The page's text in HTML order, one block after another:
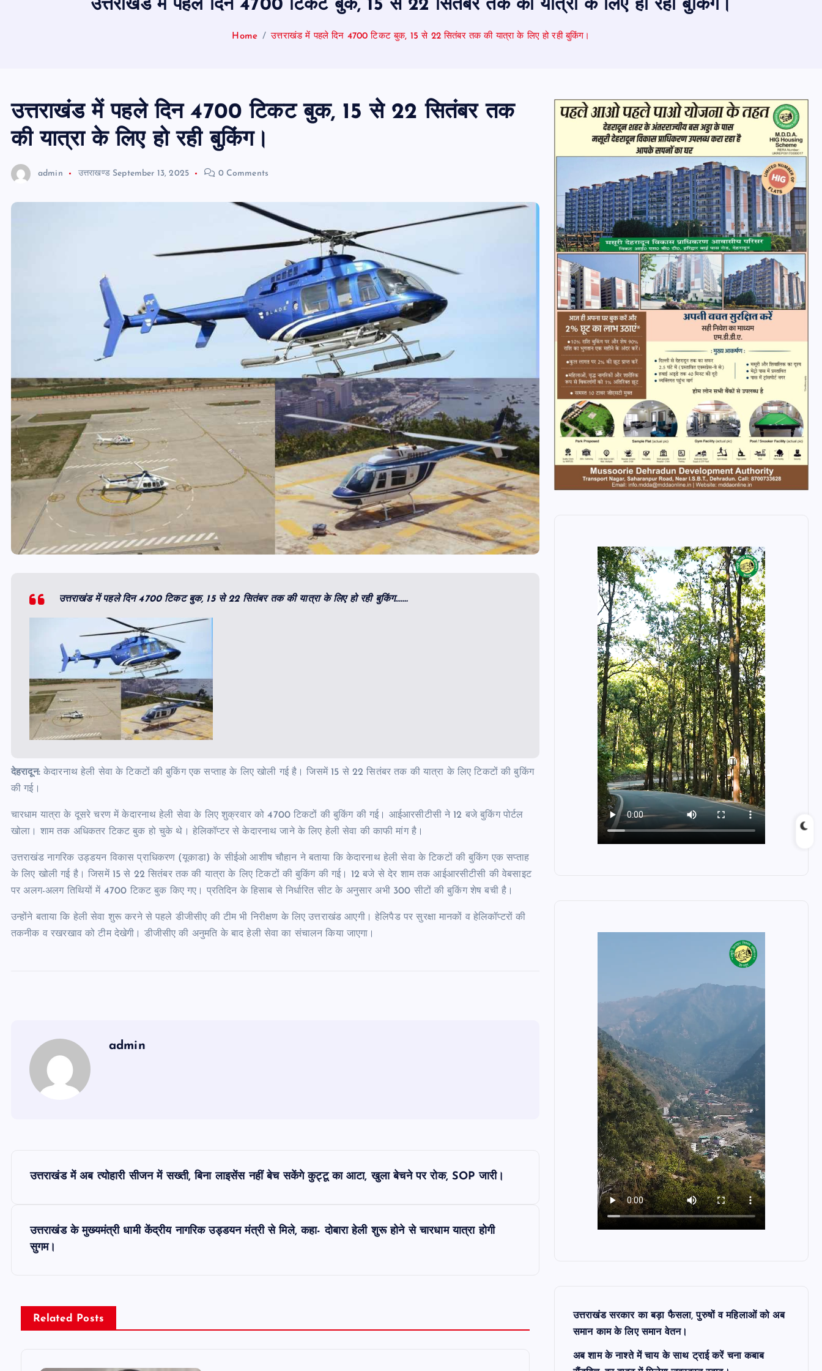
उत्तराखंड में पहले दिन 4700 टिकट बुक, 15 से 22 सितंबर तक की यात्रा के लिए हो रही बुकिंग।
Home उत्तराखंड में पहले दिन 4700 टिकट बुक, 15 से 22 सितंबर तक की यात्रा के लिए हो रही बुकिंग।
उत्तराखंड में पहले दिन 4700 टिकट बुक, 15 से 22 सितंबर तक
की यात्रा के लिए हो रही बुकिंग।
admin उत्तराखण्ड September 13, 2025 0 Comments
उत्तराखंड में पहले दिन 4700 टिकट बुक, 15 से 22 सितंबर तक की यात्रा के लिए हो रही बुकिंग…….
देहरादून:केदारनाथ हेली सेवा के टिकटों की बुकिंग एक सप्ताह के लिए खोली गई है। जिसमें 15 से 22 सितंबर तक की यात्रा के लिए टिकटों की बुकिंग
की गई।
चारधाम यात्रा के दूसरे चरण में केदारनाथ हेली सेवा के लिए शुक्रवार को 4700 टिकटों की बुकिंग की गई। आईआरसीटीसी ने 12 बजे बुकिंग पोर्टल
खोला। शाम तक अधिकतर टिकट बुक हो चुके थे। हेलिकॉप्टर से केदारनाथ जाने के लिए हेली सेवा की काफी मांग है।
उत्तराखंड नागरिक उड्डयन विकास प्राधिकरण (यूकाडा) के सीईओ आशीष चौहान ने बताया कि केदारनाथ हेली सेवा के टिकटों की बुकिंग एक सप्ताह
के लिए खोली गई है। जिसमें 15 से 22 सितंबर तक की यात्रा के लिए टिकटों की बुकिंग की गई। 12 बजे से देर शाम तक आईआरसीटीसी की वेबसाइट
पर अलग-अलग तिथियों में 4700 टिकट बुक किए गए। प्रतिदिन के हिसाब से निर्धारित सीट के अनुसार अभी 300 सीटों की बुकिंग शेष बची है।
उन्होंने बताया कि हेली सेवा शुरू करने से पहले डीजीसीए की टीम भी निरीक्षण के लिए उत्तराखंड आएगी। हेलिपैड पर सुरक्षा मानकों व हेलिकॉप्टरों की
तकनीक व रखरखाव को टीम देखेगी। डीजीसीए की अनुमति के बाद हेली सेवा का संचालन किया जाएगा।
admin
n
a
उत्तराखंड में अब त्योहारी सीजन में सख्ती, बिना लाइसेंस नहीं बेच सकेंगे कुट्टू का आटा, खुला बेचने पर रोक, SOP जारी।
उत्तराखंड के मुख्यमंत्री धामी केंद्रीय नागरिक उड्डयन मंत्री से मिले, कहा- दोबारा हेली शुरू होने से चारधाम यात्रा होगी
सुगम।
Related Posts
उत्तराखंड सरकार का बड़ा फैसला, पुरुषों व महिलाओं को अब
समान काम के लिए समान वेतन।
अब शाम के नाश्ते में चाय के साथ ट्राई करें चना कबाब